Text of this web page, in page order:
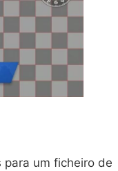
para um ficheiro de